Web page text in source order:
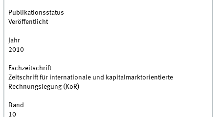
Publikationsstatus
Veröffentlicht
Jahr
2010
Fachzeitschrift
Zeitschrift für internationale und kapitalmarktorientierte
Rechnungslegung (KoR)
Band
10